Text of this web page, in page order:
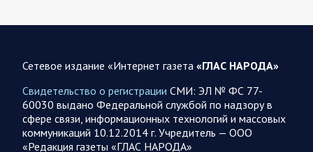
Украинские террористы продолжают убивать мирное
население приграничных районов. Данные на 6 августа
За прошедшие сутки армия трусов и убийц, будучи не в
силах ничего противопоставить на поле боя, атаковала
гражданское население Белгородской…
Сетевое издание «Интернет газета «ГЛАС НАРОДА»
Свидетельство о регистрации СМИ: ЭЛ № ФС 77-
60030 выдано Федеральной службой по надзору в
сфере связи, информационных технологий и массовых
коммуникаций 10.12.2014 г. Учредитель — ООО
«Редакция газеты «ГЛАС НАРОДА»